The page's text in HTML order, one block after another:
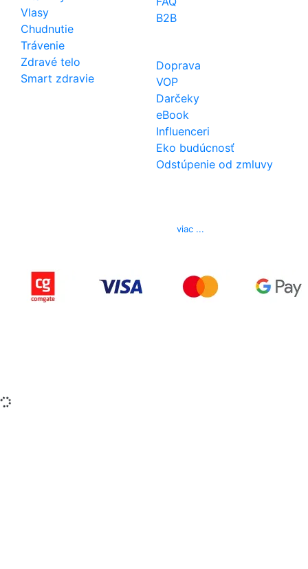
Vlasy
Chudnutie
Trávenie
Zdravé telo
Smart zdravie
B2B
Doprava
VOP
Darčeky
eBook
Influenceri
Eko budúcnosť
Odstúpenie od zmluvy
viac ...